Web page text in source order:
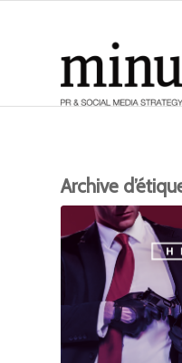
Archive